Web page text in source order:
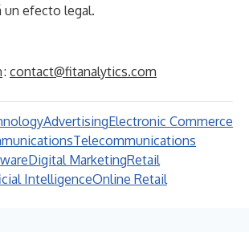
efecto legal.
: contact@fitanalytics.com
AdvertisingElectronic Commerce
Telecommunications
Digital MarketingRetail
IntelligenceOnline Retail